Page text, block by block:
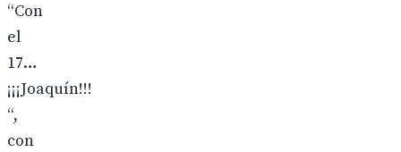
“Con
el
17…
¡¡¡Joaquín!!!
“,
con